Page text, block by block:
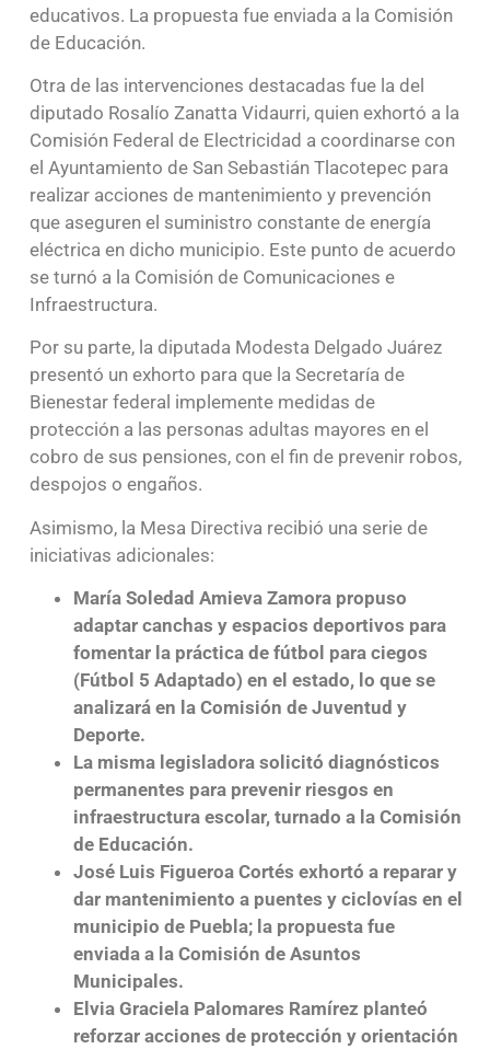
educativos. La propuesta fue enviada a la Comisión
de Educación.
Otra de las intervenciones destacadas fue la del
diputado Rosalío Zanatta Vidaurri, quien exhortó a la
Comisión Federal de Electricidad a coordinarse con
el Ayuntamiento de San Sebastián Tlacotepec para
realizar acciones de mantenimiento y prevención
que aseguren el suministro constante de energía
eléctrica en dicho municipio. Este punto de acuerdo
se turnó a la Comisión de Comunicaciones e
Infraestructura.
Por su parte, la diputada Modesta Delgado Juárez
presentó un exhorto para que la Secretaría de
Bienestar federal implemente medidas de
protección a las personas adultas mayores en el
cobro de sus pensiones, con el fin de prevenir robos,
despojos o engaños.
Asimismo, la Mesa Directiva recibió una serie de
iniciativas adicionales:
María Soledad Amieva Zamora propuso
adaptar canchas y espacios deportivos para
fomentar la práctica de fútbol para ciegos
(Fútbol 5 Adaptado) en el estado, lo que se
analizará en la Comisión de Juventud y
Deporte.
La misma legisladora solicitó diagnósticos
permanentes para prevenir riesgos en
infraestructura escolar, turnado a la Comisión
de Educación.
José Luis Figueroa Cortés exhortó a reparar y
dar mantenimiento a puentes y ciclovías en el
municipio de Puebla; la propuesta fue
enviada a la Comisión de Asuntos
Municipales.
Elvia Graciela Palomares Ramírez planteó
reforzar acciones de protección y orientación